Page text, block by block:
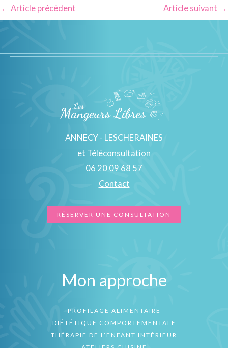
← Article précédent Article suivant →
ANNECY - LESCHERAINES
et Téléconsultation
06 20 09 68 57
Contact
RÉSERVER UNE CONSULTATION
Mon approche
PROFILAGE ALIMENTAIRE
DIÉTÉTIQUE COMPORTEMENTALE
THÉRAPIE DE L’ENFANT INTÉRIEUR